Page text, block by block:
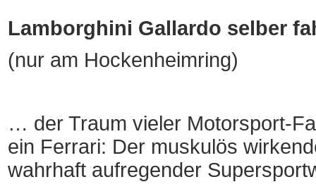
Lamborghini Gallardo selber
(nur am Hockenheimring)
… der Traum vieler Motorsport-
ein Ferrari: Der muskulös
wahrhaft aufregender